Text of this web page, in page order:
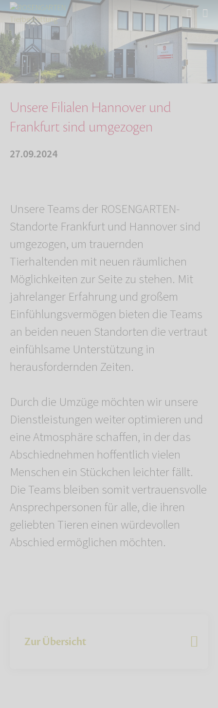
Start Über uns
Aktuelles
Unsere Filialen Hannover und Frankfurt sind u…
Unsere Filialen Hannover und
Frankfurt sind umgezogen
27.09.2024
Unsere Teams der ROSENGARTEN-
Standorte Frankfurt und Hannover sind
umgezogen, um trauernden
Tierhaltenden mit neuen räumlichen
Möglichkeiten zur Seite zu stehen. Mit
jahrelanger Erfahrung und großem
Einfühlungsvermögen bieten die Teams
an beiden neuen Standorten die vertraut
einfühlsame Unterstützung in
herausfordernden Zeiten.
Durch die Umzüge möchten wir unsere
Dienstleistungen weiter optimieren und
eine Atmosphäre schaffen, in der das
Abschiednehmen hoffentlich vielen
Menschen ein Stückchen leichter fällt.
Die Teams bleiben somit vertrauensvolle
Ansprechpersonen für alle, die ihren
geliebten Tieren einen würdevollen
Abschied ermöglichen möchten.
Zur Übersicht